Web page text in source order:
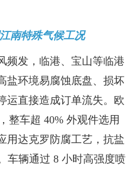
南特殊气候工况
频发，临港、宝山等临港
盐环境易腐蚀底盘、损坏
运直接造成订单流失。欧
整车超 40% 外观件选用
用达克罗防腐工艺，抗盐
车辆通过 8 小时高强度喷